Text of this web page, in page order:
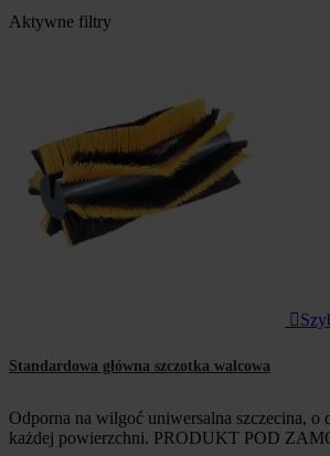
Aktywne filtry

Standardowa główna szczotka walcowa
Odporna na wilgoć uniwersalna szczecina, o
każdej powierzchni. PRODUKT POD